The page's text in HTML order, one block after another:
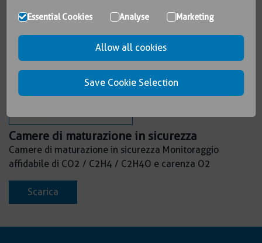
Camere di maturazione in sicurezza
Camere di maturazione in sicurezza Monitoraggio
affidabile di CO2 / C2H4 / C2H4O e carenza O2
Scarica
Essential Cookies Analyse Marketing
Allow all cookies
Save Cookie Selection